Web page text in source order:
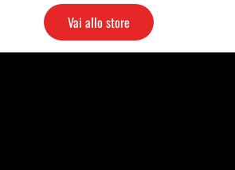
Vai allo store